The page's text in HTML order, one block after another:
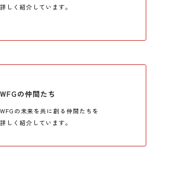
詳しく紹介しています。
WFGの仲間たち
WFGの未来を共に創る仲間たちを
詳しく紹介しています。